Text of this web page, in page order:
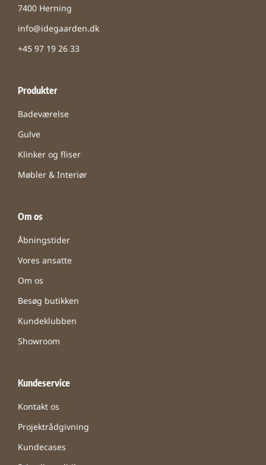
7400 Herning
info@idegaarden.dk
+45 97 19 26 33
Produkter
Badeværelse
Gulve
Klinker og fliser
Møbler & Interiør
Om os
Åbningstider
Vores ansatte
Om os
Besøg butikken
Kundeklubben
Showroom
Kundeservice
Kontakt os
Projektrådgivning
Kundecases